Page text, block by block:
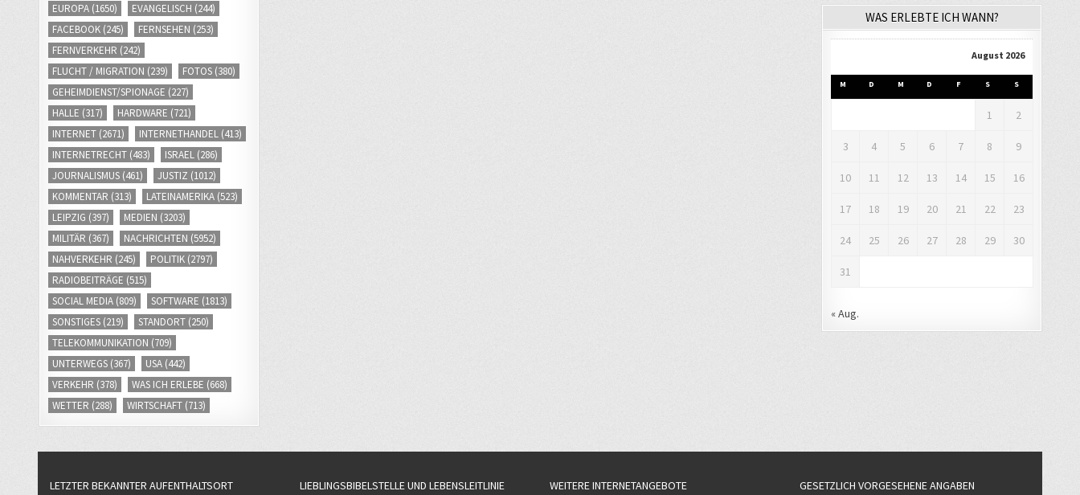
EUROPA (1650) EVANGELISCH (244)
FACEBOOK (245) FERNSEHEN (253)
FERNVERKEHR (242)
FLUCHT / MIGRATION (239) FOTOS (380)
GEHEIMDIENST/SPIONAGE (227)
HALLE (317) HARDWARE (721)
INTERNET (2671) INTERNETHANDEL (413)
INTERNETRECHT (483) ISRAEL (286)
JOURNALISMUS (461) JUSTIZ (1012)
KOMMENTAR (313) LATEINAMERIKA (523)
LEIPZIG (397) MEDIEN (3203)
MILITÄR (367) NACHRICHTEN (5952)
NAHVERKEHR (245) POLITIK (2797)
RADIOBEITRÄGE (515)
SOCIAL MEDIA (809) SOFTWARE (1813)
SONSTIGES (219) STANDORT (250)
TELEKOMMUNIKATION (709)
UNTERWEGS (367) USA (442)
VERKEHR (378) WAS ICH ERLEBE (668)
WETTER (288) WIRTSCHAFT (713)
WAS ERLEBTE ICH WANN?
August 2026
M D M D F S S
1 2
3 4 5 6 7 8 9
10 11 12 13 14 15 16
17 18 19 20 21 22 23
24 25 26 27 28 29 30
31
« Aug.
LETZTER BEKANNTER AUFENTHALTSORT LIEBLINGSBIBELSTELLE UND LEBENSLEITLINIE WEITERE INTERNETANGEBOTE GESETZLICH VORGESEHENE ANGABEN